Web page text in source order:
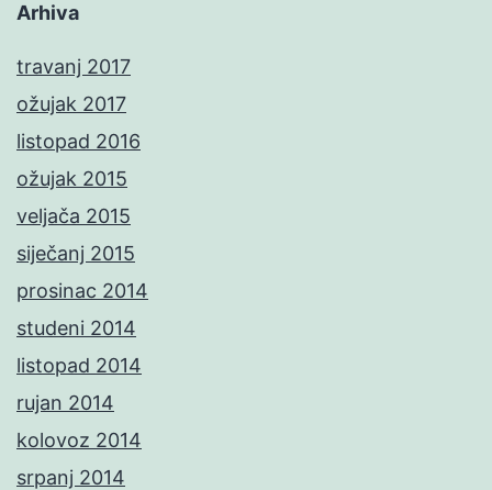
Arhiva
travanj 2017
ožujak 2017
listopad 2016
ožujak 2015
veljača 2015
siječanj 2015
prosinac 2014
studeni 2014
listopad 2014
rujan 2014
kolovoz 2014
srpanj 2014